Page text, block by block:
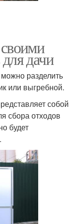
дачи
разделить
или выгребной.
собой
сбора отходов
будет